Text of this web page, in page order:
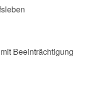
Beeinträchtigung